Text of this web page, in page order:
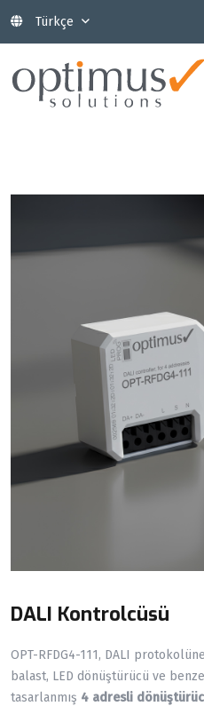
Türkçe
DALI Kontrolcüsü
OPT-RFDG4-111, DALI
balast, LED dönüştürücü ve
tasarlanmış 4 adresli